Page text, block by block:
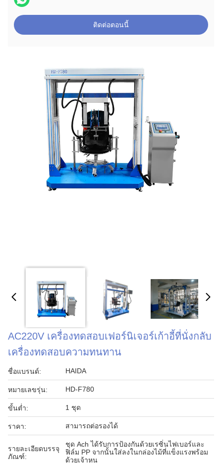
ติดต่อตอนนี้
AC220V เครื่องทดสอบเฟอร์นิเจอร์เก้าอี้ที่นั่งกลับ
เครื่องทดสอบความทนทาน
ชื่อแบรนด์: HAIDA
หมายเลขรุ่น: HD-F780
ขั้นต่ำ: 1 ชุด
ราคา: สามารถต่อรองได้
รายละเอียดบรรจุ
ภัณฑ์:
ชุด Ach ได้รับการป้องกันด้วยเรซิ่นไฟเบอร์และ
ฟิล์ม PP จากนั้นใส่ลงในกล่องไม้ที่แข็งแรงพร้อม
ด้วยเจ้าหน